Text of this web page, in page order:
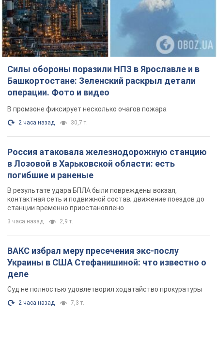
Россия атаковала железнодорожную станцию
в Лозовой в Харьковской области: есть
погибшие и раненые
В результате удара БПЛА были повреждены вокзал,
контактная сеть и подвижной состав; движение поездов до
станции временно приостановлено
3 часа назад 2,9 т.
ВАКС избрал меру пресечения экс-послу
Украины в США Стефанишиной: что известно о
деле
Суд не полностью удовлетворил ходатайство прокуратуры
2 часа назад 7,3 т.